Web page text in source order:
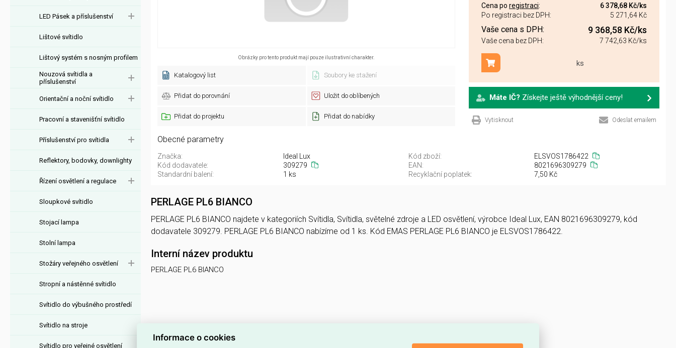
LED Pásek a příslušenství
Lištové svítidlo
Lištový systém s nosným profilem
Nouzová svítidla a
příslušenství
Orientační a noční svítidlo
Pracovní a stavenišťní svítidlo
Příslušenství pro svítidla
Reflektory, bodovky, downlighty
Řízení osvětlení a regulace
Sloupkové svítidlo
Stojací lampa
Stolní lampa
Stožáry veřejného osvětlení
Stropní a nástěnné svítidlo
Svítidlo do výbušného prostředí
Svítidlo na stroje
Svítidlo pro veřejné osvětlení
Obrázky pro tento produkt mají pouze ilustrativní charakter.
Katalogový list Soubory ke stažení
Přidat do porovnání Uložit do oblíbených
Přidat do projektu Přidat do nabídky
Cena po registraci: 6 378,68 Kč/ks
Po registraci bez DPH:
5 271,64 Kč
Vaše cena s DPH: 9 368,58 Kč/ks
Vaše cena bez DPH: 7 742,63 Kč/ks
ks
Přidat do košíku
Máte IČ? Získejte ještě výhodnější ceny!
Vytisknout Odeslat emailem
Obecné parametry
Značka: Ideal Lux Kód zboží:
ELSVOS1786422
Kód dodavatele:
309279 EAN:
8021696309279
Standardní balení:
1 ks Recyklační poplatek: 7,50 Kč
PERLAGE PL6 BIANCO
PERLAGE PL6 BIANCO najdete v kategoriích Svítidla, Svítidla, světelné zdroje a LED osvětlení, výrobce Ideal Lux, EAN 8021696309279, kód
dodavatele 309279. PERLAGE PL6 BIANCO nabízíme od 1 ks. Kód EMAS PERLAGE PL6 BIANCO je ELSVOS1786422.
Interní název produktu
PERLAGE PL6 BIANCO
Informace o cookies